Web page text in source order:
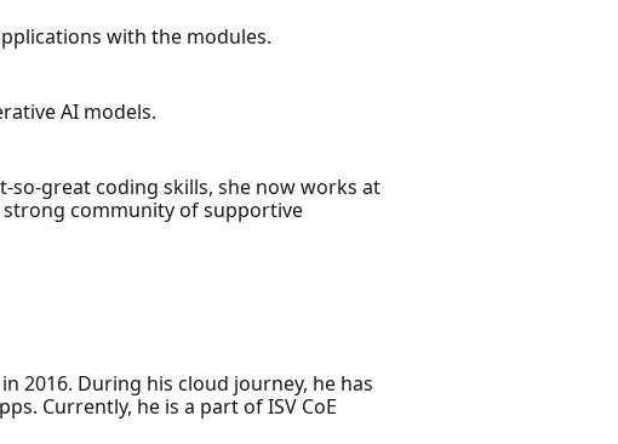
with the modules.
AI models.
so-great coding skills, she now works at
community of supportive
2016. During his cloud journey, he has
Currently, he is a part of ISV CoE